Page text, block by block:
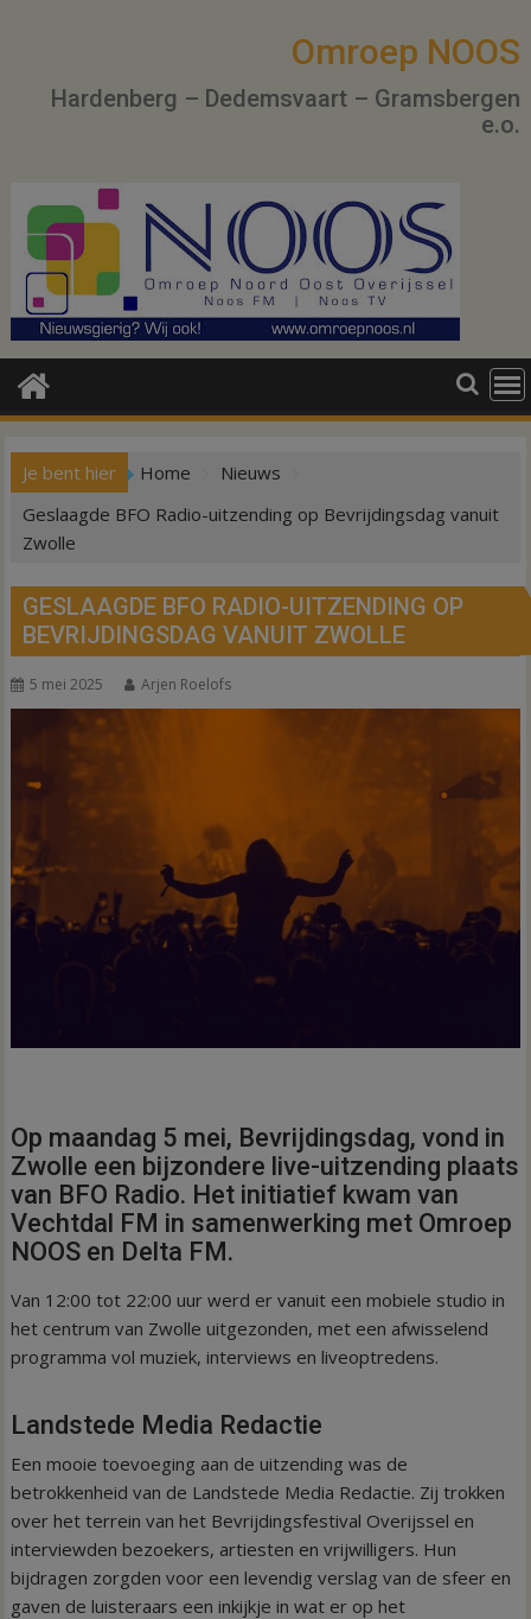
Omroep NOOS
Hardenberg – Dedemsvaart – Gramsbergen
e.o.
Je bent hier Home
Nieuws
Geslaagde BFO Radio-uitzending op Bevrijdingsdag vanuit
Zwolle
GESLAAGDE BFO RADIO-UITZENDING OP
BEVRIJDINGSDAG VANUIT ZWOLLE
5 mei 2025 Arjen Roelofs
Op maandag 5 mei, Bevrijdingsdag, vond in
Zwolle een bijzondere live-uitzending plaats
van BFO Radio. Het initiatief kwam van
Vechtdal FM in samenwerking met Omroep
NOOS en Delta FM.
Van 12:00 tot 22:00 uur werd er vanuit een mobiele studio in
het centrum van Zwolle uitgezonden, met een afwisselend
programma vol muziek, interviews en liveoptredens.
Landstede Media Redactie
Een mooie toevoeging aan de uitzending was de
betrokkenheid van de Landstede Media Redactie. Zij trokken
over het terrein van het Bevrijdingsfestival Overijssel en
interviewden bezoekers, artiesten en vrijwilligers. Hun
bijdragen zorgden voor een levendig verslag van de sfeer en
gaven de luisteraars een inkijkje in wat er op het